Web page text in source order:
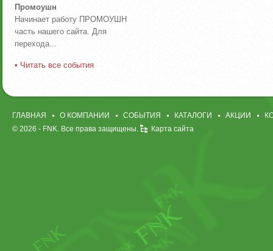
Промоушн
Начинает работу ПРОМОУШН
часть нашего сайта. Для
перехода...
• Читать все события
ГЛАВНАЯ О КОМПАНИИ СОБЫТИЯ КАТАЛОГИ АКЦИИ
© 2026 - FNK. Все права защищены. Карта сайта